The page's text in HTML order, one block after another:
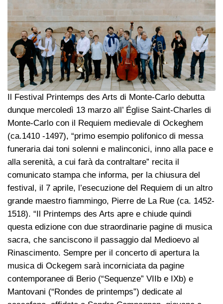
Il Festival Printemps des Arts di Monte-Carlo debutta
dunque mercoledì 13 marzo all’ Église Saint-Charles di
Monte-Carlo con il Requiem medievale di Ockeghem
(ca.1410 -1497), “primo esempio polifonico di messa
funeraria dai toni solenni e malinconici, inno alla pace e
alla serenità, a cui farà da contraltare” recita il
comunicato stampa che informa, per la chiusura del
festival, il 7 aprile, l’esecuzione del Requiem di un altro
grande maestro fiammingo, Pierre de La Rue (ca. 1452-
1518). “Il Printemps des Arts apre e chiude quindi
questa edizione con due straordinarie pagine di musica
sacra, che sanciscono il passaggio dal Medioevo al
Rinascimento. Sempre per il concerto di apertura la
musica di Ockegem sarà incorniciata da pagine
contemporanee di Berio (“Sequenze” VIIb e IXb) e
Mantovani (“Rondes de printemps”) dedicate al